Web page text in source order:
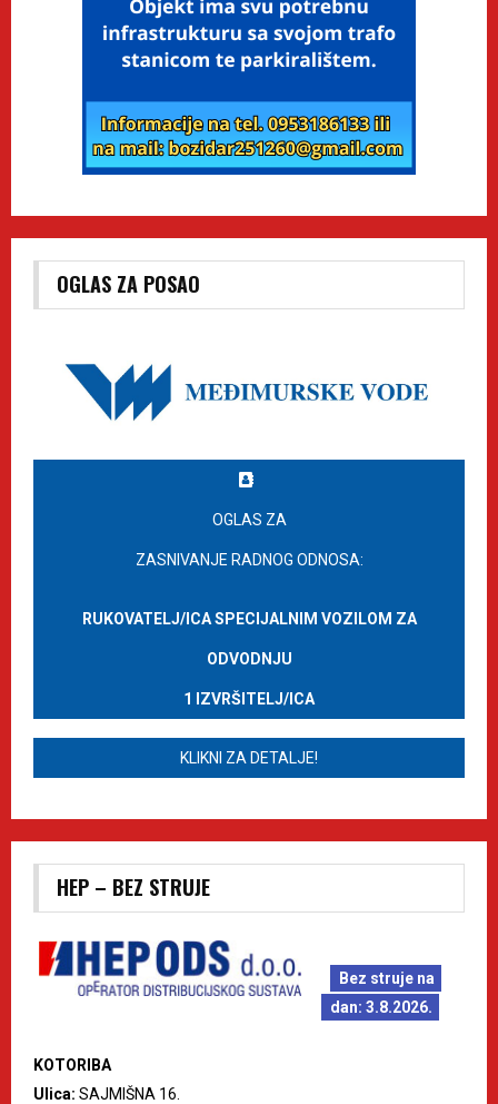
OGLAS ZA POSAO
OGLAS ZA
ZASNIVANJE RADNOG ODNOSA:
RUKOVATELJ/ICA SPECIJALNIM VOZILOM ZA
ODVODNJU
1 IZVRŠITELJ/ICA
KLIKNI ZA DETALJE!
HEP – BEZ STRUJE
Bez struje na
dan: 3.8.2026.
KOTORIBA
Ulica: SAJMIŠNA 16.